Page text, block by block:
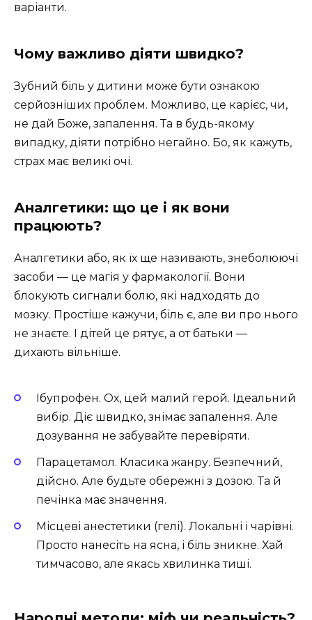
варіанти.
Чому важливо діяти швидко?
Зубний біль у дитини може бути ознакою
серйозніших проблем. Можливо, це карієс, чи,
не дай Боже, запалення. Та в будь-якому
випадку, діяти потрібно негайно. Бо, як кажуть,
страх має великі очі.
Аналгетики: що це і як вони
працюють?
Аналгетики або, як їх ще називають, знеболюючі
засоби — це магія у фармакології. Вони
блокують сигнали болю, які надходять до
мозку. Простіше кажучи, біль є, але ви про нього
не знаєте. І дітей це рятує, а от батьки —
дихають вільніше.
Ібупрофен. Ох, цей малий герой. Ідеальний
вибір. Діє швидко, знімає запалення. Але
дозування не забувайте перевіряти.
Парацетамол. Класика жанру. Безпечний,
дійсно. Але будьте обережні з дозою. Та й
печінка має значення.
Місцеві анестетики (гелі). Локальні і чарівні.
Просто нанесіть на ясна, і біль зникне. Хай
тимчасово, але якась хвилинка тиші.